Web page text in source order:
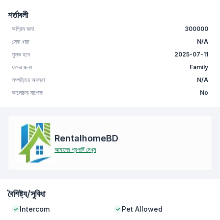
শর্তাবলী
অগ্রিম জমা
300000
সেবা খরচ
N/A
সুলভ হবে
2025-07-11
যাদের জন্য
Family
সম্পত্তির অবস্থা
N/A
আলোচনা সাপেক্ষ
No
RentalhomeBD
আমাদের প্রপার্টি দেখুন
বৈশিষ্ট্য/সুবিধা
Intercom Pet Allowed